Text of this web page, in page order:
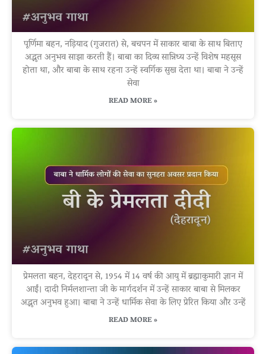
पूर्णिमा बहन, नड़ियाद (गुजरात) से, बचपन में साकार बाबा के साथ बिताए
अद्भुत अनुभव साझा करती हैं। बाबा का दिव्य सान्निध्य उन्हें विशेष महसूस
होता था, और बाबा के साथ रहना उन्हें स्वर्गिक सुख देता था। बाबा ने उन्हें
सेवा
READ MORE »
प्रेमलता बहन, देहरादून से, 1954 में 14 वर्ष की आयु में ब्रह्माकुमारी ज्ञान में
आईं। दादी निर्मलशान्ता जी के मार्गदर्शन में उन्हें साकार बाबा से मिलकर
अद्भुत अनुभव हुआ। बाबा ने उन्हें धार्मिक सेवा के लिए प्रेरित किया और उन्हें
READ MORE »